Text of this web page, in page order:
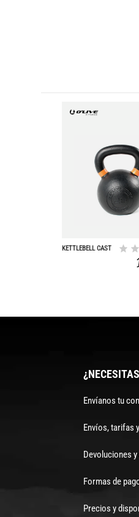
KETTLEBELL CAST
Envíanos tu
Envíos, tarifas
Devoluciones
Formas de
Precios y